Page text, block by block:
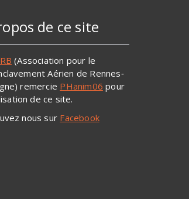
de ce site
(Association pour le
Aérien de Rennes‐
remercie PHanim06 pour
de ce site.
nous sur Facebook